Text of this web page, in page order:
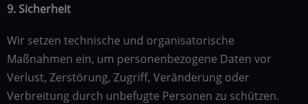
9. Sicherheit
Wir setzen technische und organisatorische
Maßnahmen ein, um personenbezogene Daten vor
Verlust, Zerstörung, Zugriff, Veränderung oder
Verbreitung durch unbefugte Personen zu schützen.